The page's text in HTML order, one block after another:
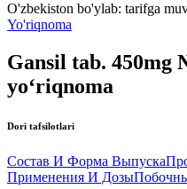
O'zbekiston bo'ylab: tarifga
Yo'riqnoma
Gansil tab. 450mg
yo‘riqnoma
Dori tafsilotlari
Состав И Форма Выпуска
Применения И Дозы